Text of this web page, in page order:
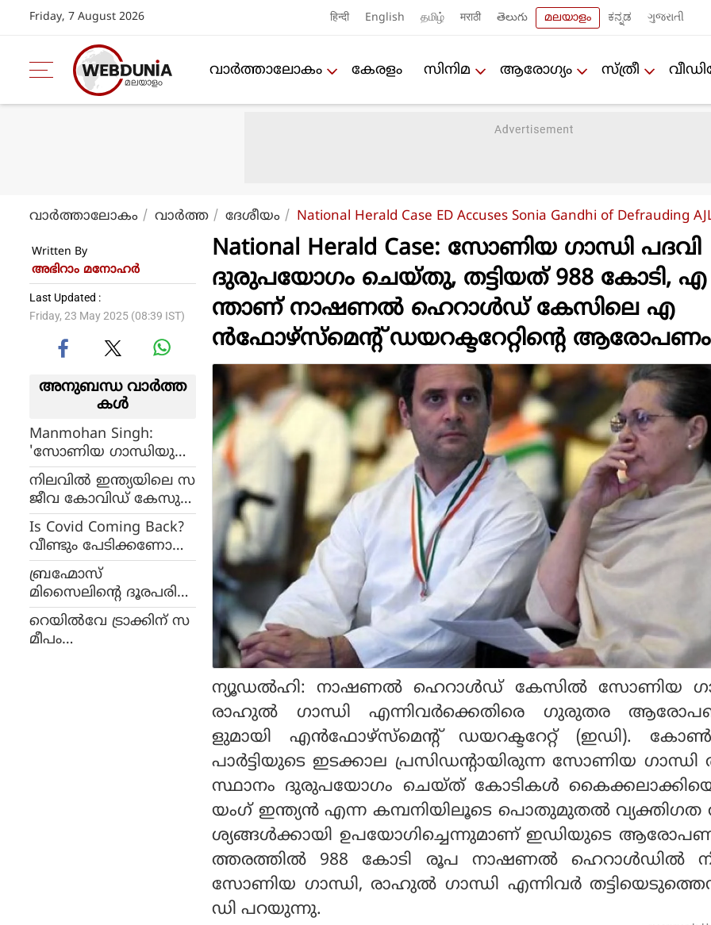
Friday, 7 August 2026 हिन्दी English தமிழ் मराठी తెలుగు മലയാളം ಕನ್ನಡ ગુજરાતી
വാര്‍ത്താലോകം കേരളം സിനിമ ആരോഗ്യം സ്ത്രീ
വാര്‍ത്താലോകം വാര്‍ത്ത ദേശീയം National Herald Case ED Accuses Sonia Gandhi of Defrauding
Written By
അഭിറാം മനോഹർ
Last Updated :
Friday, 23 May 2025 (08:39 IST)
അനുബന്ധ വാര്‍ത്ത
കള്‍
Manmohan Singh:
'സോണിയ ഗാന്ധിയുടെ
കൈയിലെ പാവ'; പ
രിഹാസങ്ങളെ
പുഞ്ചിരിയോടെ നേരിട്ട
മന്‍മോഹന്‍,
നാണിക്കേണ്ട ആവശ്യ
മില്ലെന്ന് അന്നേ പറ
ഞ്ഞു
നിലവില്‍ ഇന്ത്യയിലെ സ
ജീവ കോവിഡ് കേസുക
ള്‍ 275; ഏതുനിമിഷവും
പുതിയ തരംഗം വ
രാമെന്ന ആശങ്കയില്‍
ആരോഗ്യവിദഗ്ധര്‍
Is Covid Coming Back?
വീണ്ടും പേടിക്കണോ
കോവിഡിനെ?
ബ്രഹ്മോസ്
മിസൈലിന്റെ ദൂരപരിധി
800 കിലോമീറ്ററായി ഉയ
ര്‍ത്തും; പുതിയ പതിപ്പ്
വികസന ഘട്ടത്തില്‍
റെയില്‍വേ ട്രാക്കിന് സ
മീപം
National Herald Case: സോണിയ ഗാന്ധി പദവി
ദുരുപയോഗം ചെയ്തു, തട്ടിയത് 988 കോടി, എ
ന്താണ് നാഷണല്‍ ഹെറാള്‍ഡ് കേസിലെ എ
ന്‍ഫോഴ്‌സ്‌മെന്റ് ഡയറക്ടറേറ്റിന്റെ
ന്യൂഡല്‍ഹി: നാഷണല്‍ ഹെറാള്‍ഡ് കേസില്‍ സോണിയ
രാഹുല്‍ ഗാന്ധി എന്നിവര്‍ക്കെതിരെ ഗുരുതര
ളുമായി എന്‍ഫോഴ്‌സ്‌മെന്റ് ഡയറക്ടറേറ്റ് (ഇഡി).
പാര്‍ട്ടിയുടെ ഇടക്കാല പ്രസിഡന്റായിരുന്ന സോണിയ ഗാന്ധി
സ്ഥാനം ദുരുപയോഗം ചെയ്ത് കോടികള്‍
യംഗ് ഇന്ത്യന്‍ എന്ന കമ്പനിയിലൂടെ പൊതുമുതല്‍
ശ്യങ്ങള്‍ക്കായി ഉപയോഗിച്ചെന്നുമാണ് ഇഡിയുടെ
ത്തരത്തില്‍ 988 കോടി രൂപ നാഷണല്‍ ഹെറാള്‍ഡില്‍
സോണിയ ഗാന്ധി, രാഹുല്‍ ഗാന്ധി എന്നിവര്‍
ഡി പറയുന്നു.